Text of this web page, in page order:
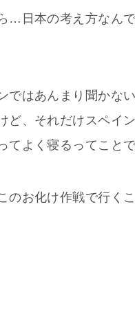
…日本の考え方なん
ではあんまり聞かな
ど、それだけスペイ
てよく寝るってことで
のお化け作戦で行く